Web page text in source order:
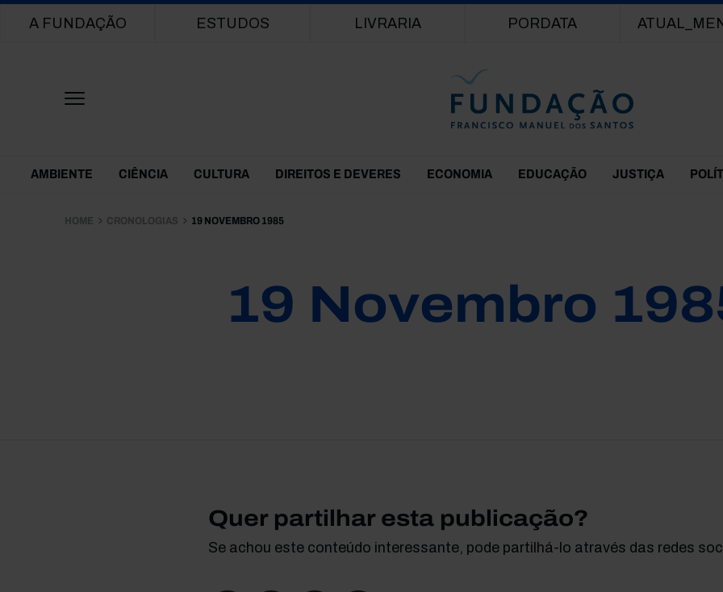
Main navigation
A FUNDAÇÃO ESTUDOS LIVRARIA PORDATA
Themes Menu
AMBIENTE CIÊNCIA CULTURA DIREITOS E DEVERES ECONOMIA EDUCAÇÃO JUSTIÇA
HOME CRONOLOGIAS 19 NOVEMBRO 1985
19 Novembro
Quer partilhar esta publicação?
Se achou este conteúdo interessante, pode partilhá-lo através das redes